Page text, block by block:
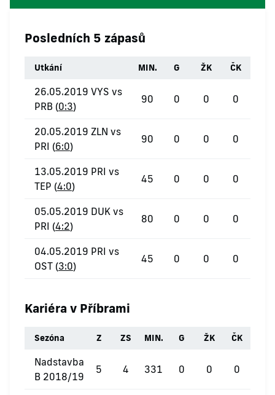
Posledních 5 zápasů
Utkání MIN. G ŽK ČK
26.05.2019 VYS vs
PRB (0:3)
90 0 0 0
20.05.2019 ZLN vs
PRI (6:0)
90 0 0 0
13.05.2019 PRI vs
TEP (4:0)
45 0 0 0
05.05.2019 DUK vs
PRI (4:2)
80 0 0 0
04.05.2019 PRI vs
OST (3:0)
45 0 0 0
Kariéra v Příbrami
Sezóna Z ZS MIN. G ŽK ČK
Nadstavba
B 2018/19
5 4 331 0 0 0